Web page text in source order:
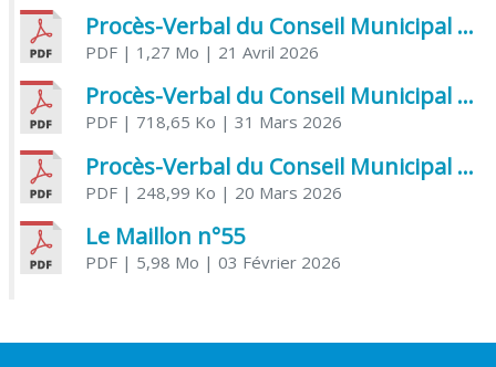
Procès-Verbal du Conseil Municipal du 21 avril 2026
PDF| 1,27 Mo | 21 Avril 2026
Procès-Verbal du Conseil Municipal du 31 mars 2026
PDF| 718,65 Ko | 31 Mars 2026
Procès-Verbal du Conseil Municipal du 20 mars 2026
PDF| 248,99 Ko | 20 Mars 2026
Le Maillon n°55
PDF| 5,98 Mo | 03 Février 2026